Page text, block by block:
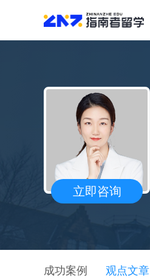
立即咨询
成功案例 观点文章